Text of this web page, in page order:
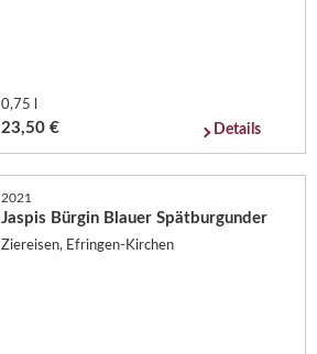
0,75 l
23,50 € Details
2021
Jaspis Bürgin Blauer Spätburgunder
Ziereisen, Efringen-Kirchen